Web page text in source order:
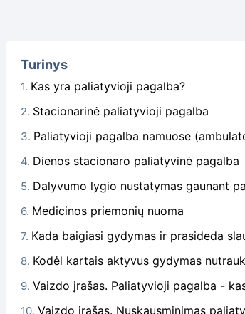
Turinys
Kas yra paliatyvioji pagalba?
Stacionarinė paliatyvioji pagalba
Paliatyvioji pagalba namuose
Dienos stacionaro paliatyvinė pagalba
Dalyvumo lygio nustatymas gaunant
Medicinos priemonių nuoma
Kada baigiasi gydymas ir prasideda
Kodėl kartais aktyvus gydymas
Vaizdo įrašas. Paliatyvioji pagalba -
Vaizdo įrašas. Nuskausminimas